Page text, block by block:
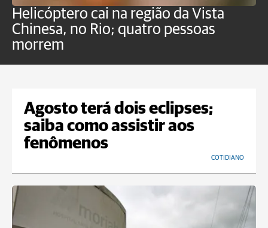
Helicóptero cai na região da Vista
Chinesa, no Rio; quatro pessoas
morrem
Agosto terá dois eclipses;
saiba como assistir aos
fenômenos
COTIDIANO